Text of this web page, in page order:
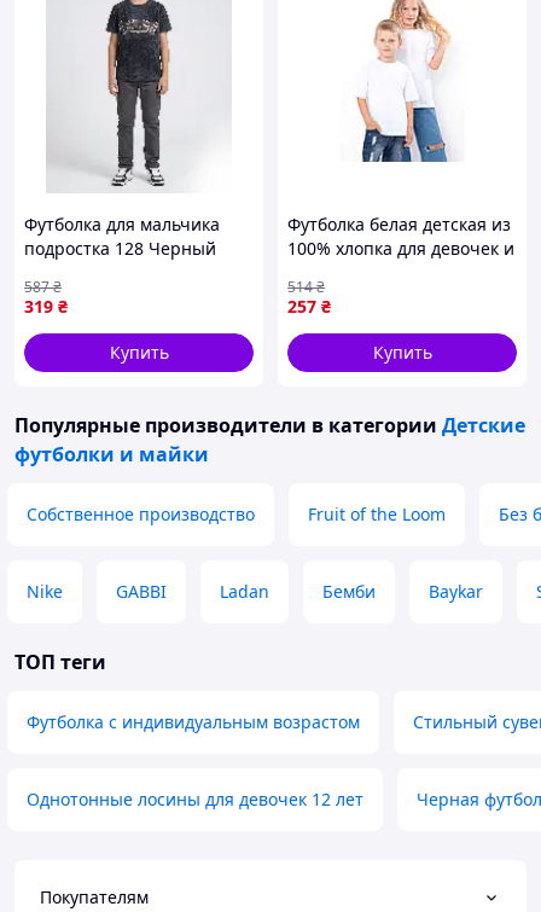
Футболка для мальчика
подростка 128 Черный
319 ₴
587₴
Купить
Футболка белая детская из
100% хлопка для девочек и
спортом и повседневной
носки
257 ₴
514₴
Купить
Популярные производители в категории Детские
футболки и майки
Собственное производство Fruit of the Loom Без
Nike GABBI Ladan Бемби Baykar
ТОП теги
Футболка с индивидуальным возрастом Стильный
Однотонные лосины для девочек 12 лет Черная
Покупателям